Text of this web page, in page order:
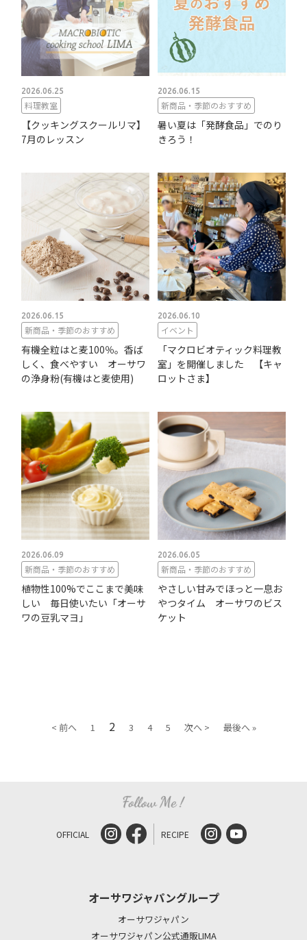
2026.06.25
料理教室
【クッキングスクールリマ】
7月のレッスン
2026.06.15
新商品・季節のおすすめ
暑い夏は「発酵食品」でのり
きろう！
2026.06.15
新商品・季節のおすすめ
有機全粒はと麦100％。香ば
しく、食べやすい オーサワ
の浄身粉(有機はと麦使用)
2026.06.10
イベント
「マクロビオティック料理教
室」を開催しました 【キャ
ロットさま】
2026.06.09
新商品・季節のおすすめ
植物性100%でここまで美味
しい 毎日使いたい「オーサ
ワの豆乳マヨ」
2026.06.05
新商品・季節のおすすめ
やさしい甘みでほっと一息お
やつタイム オーサワのビス
ケット
< 前へ 1 2 3 4 5 次へ > 最後へ »
OFFICIAL RECIPE
オーサワジャパングループ
オーサワジャパン
オーサワジャパン公式通販LIMA